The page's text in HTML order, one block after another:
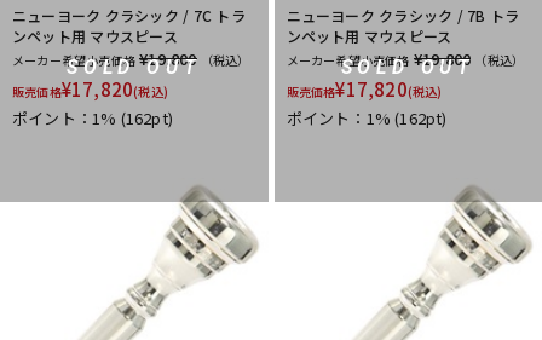
SOLD OUT
ニューヨーク クラシック / 7C トラ
ンペット用 マウスピース
メーカー希望小売価格 ¥19,800
（税込）
販売価格¥17,820(税込)
ポイント：1% (162pt)
SOLD OUT
ニューヨーク クラシック / 7B トラ
ンペット用 マウスピース
メーカー希望小売価格 ¥19,800
（税込）
販売価格¥17,820(税込)
ポイント：1%(162pt)